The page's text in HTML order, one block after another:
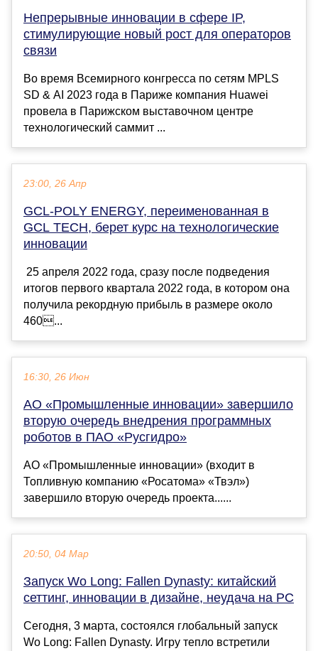
Непрерывные инновации в сфере IP,
стимулирующие новый рост для операторов
связи
Во время Всемирного конгресса по сетям MPLS
SD & AI 2023 года в Париже компания Huawei
провела в Парижском выставочном центре
технологический саммит ...
23:00, 26 Апр
GCL-POLY ENERGY, переименованная в
GCL TECH, берет курс на технологические
инновации
25 апреля 2022 года, сразу после подведения
итогов первого квартала 2022 года, в котором она
получила рекордную прибыль в размере около
460...
16:30, 26 Июн
АО «Промышленные инновации» завершило
вторую очередь внедрения программных
роботов в ПАО «Русгидро»
АО «Промышленные инновации» (входит в
Топливную компанию «Росатома» «Твэл»)
завершило вторую очередь проекта......
20:50, 04 Мар
Запуск Wo Long: Fallen Dynasty: китайский
сеттинг, инновации в дизайне, неудача на PC
Сегодня, 3 марта, состоялся глобальный запуск
Wo Long: Fallen Dynasty. Игру тепло встретили